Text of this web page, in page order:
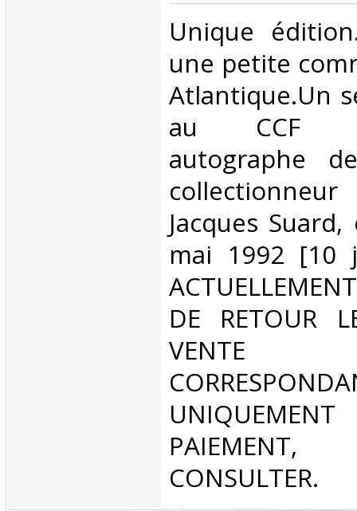
‎Unique
une petite
Atlantique.Un
au CCF
autographe
Jacques
mai 1992 [10
DE RETOUR
CONSULTER.‎